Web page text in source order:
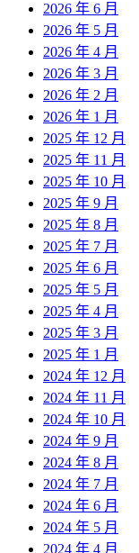
2026 年 6 月
2026 年 5 月
2026 年 4 月
2026 年 3 月
2026 年 2 月
2026 年 1 月
2025 年 12 月
2025 年 11 月
2025 年 10 月
2025 年 9 月
2025 年 8 月
2025 年 7 月
2025 年 6 月
2025 年 5 月
2025 年 4 月
2025 年 3 月
2025 年 1 月
2024 年 12 月
2024 年 11 月
2024 年 10 月
2024 年 9 月
2024 年 8 月
2024 年 7 月
2024 年 6 月
2024 年 5 月
2024 年 4 月